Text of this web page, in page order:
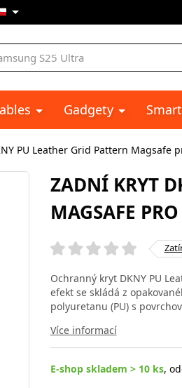
Gadgety Smart
PU Leather Grid Pattern Magsafe
ZADNÍ KRYT
MAGSAFE
Ochranný kryt DKNY PU
efekt se skládá z
polyuretanu (PU) s
Více informací
E-shop skladem > 10 ks,